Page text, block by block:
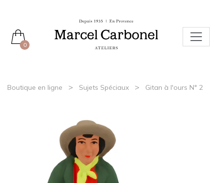
0
Boutique en ligne > Sujets Spéciaux > Gitan à l'ours N° 2